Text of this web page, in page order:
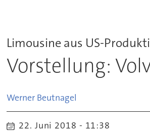
Limousine aus US-
Vorstellung:
Werner Beutnagel
22. Juni 2018 - 11:38